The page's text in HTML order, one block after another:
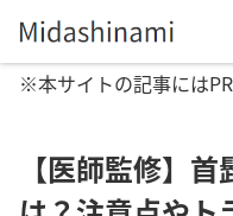
※本サイトの記事にはPR
【医師監修】